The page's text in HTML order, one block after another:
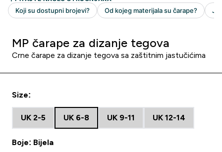
MP čarape za dizanje tegova
Crne čarape za dizanje tegova sa zaštitnim jastučićima
Size:
UK 2-5 UK 6-8 UK 9-11 UK 12-14
Boje: Bijela